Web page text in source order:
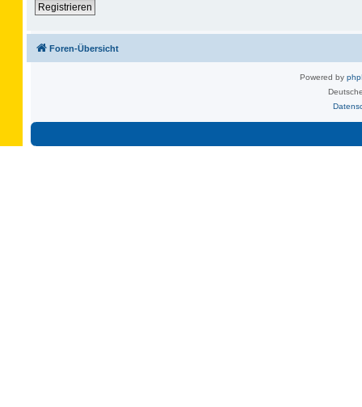
Registrieren
Foren-Übersicht
Powered by